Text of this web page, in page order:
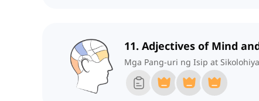
11. Adjectives of Mind
Mga Pang-uri ng Isip at Sikolohiya